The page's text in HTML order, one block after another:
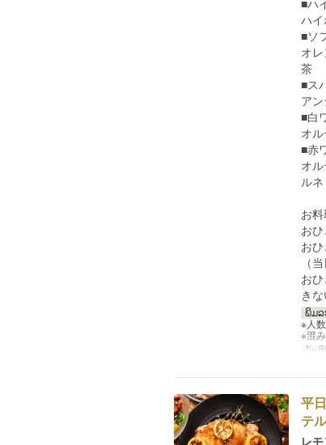
■ハ
ハ
■ソ
オ
茶
■ス
ア
■白
オ
■赤
オ
ルネ
お
お
お
（
お
き
ພິມ
※人
※混
ວັນທີ
平
テ
レ